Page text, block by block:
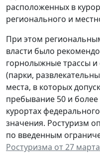
расположенных в
регионального и
При этом
власти было
горнолыжные трассы и
(парки,
места, в которых
пребывание 50 и
курортах
значения. Ростуризм
по введенным
Ростуризма от 27